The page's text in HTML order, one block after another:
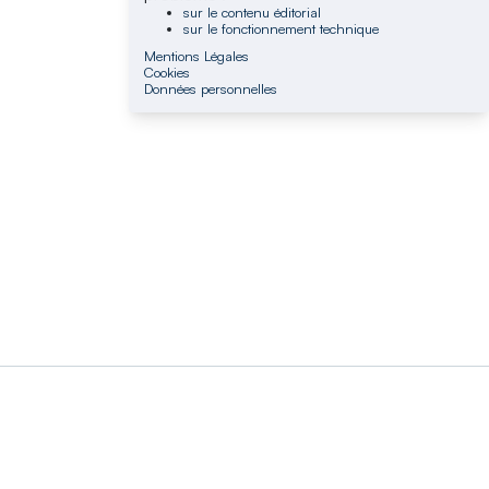
sur le contenu éditorial
sur le fonctionnement technique
Mentions Légales
Cookies
Données personnelles